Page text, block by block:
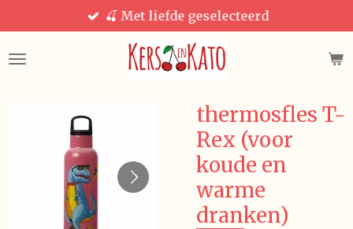
direct
naar
🍒 Met liefde geselecteerd
thermosfles T-
Rex (voor
koude en
warme
dranken)